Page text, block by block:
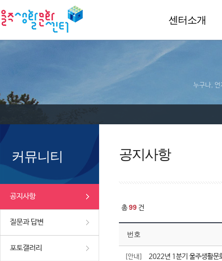
센터소개
누구나, 언
커뮤니티
공지사항
질문과 답변
포토갤러리
공지사항
총99 건
번호
[안내] 2022년 1분기 울주생활문